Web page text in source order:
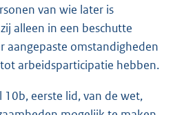
van wie later is
alleen in een beschutte
aangepaste omstandigheden
arbeidsparticipatie hebben.
10b, eerste lid, van de wet,